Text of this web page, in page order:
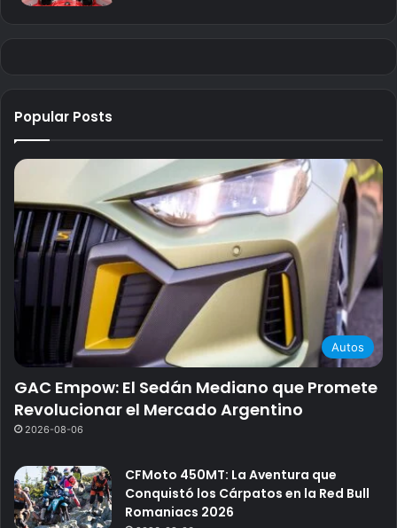
Popular Posts
Autos
GAC Empow: El Sedán Mediano que Promete
Revolucionar el Mercado Argentino
2026-08-06
CFMoto 450MT: La Aventura que
Conquistó los Cárpatos en la Red Bull
Romaniacs 2026